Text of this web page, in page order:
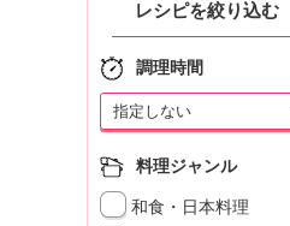
レシピを絞り込む
調理時間
料理ジャンル
和食・日本料理